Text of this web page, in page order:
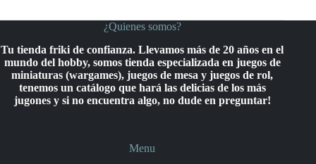
¿Quienes somos?
Tu tienda friki de confianza. Llevamos más de 20 años en el
mundo del hobby, somos tienda especializada en juegos de
miniaturas (wargames), juegos de mesa y juegos de rol,
tenemos un catálogo que hará las delicias de los más
jugones y si no encuentra algo, no dude en preguntar!
Menu